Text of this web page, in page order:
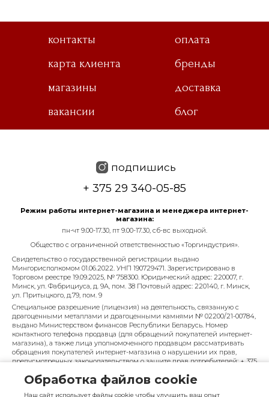
контакты
оплата
карта клиента
бренды
магазины
доставка
вакансии
блог
подпишись
+ 375 29 340-05-85
Режим работы интернет-магазина и менеджера интернет-
магазина:
пн-чт 9.00-17.30, пт 9.00-17.30, сб-вс выходной.
Общество с ограниченной ответственностью «Торгиндустрия».
Свидетельство о государственной регистрации выдано
Мингорисполкомом 01.06.2022. УНП 190729471. Зарегистрировано в
Торговом реестре 19.09.2025, № 758300. Юридический адрес: 220007, г.
Минск, ул. Фабрициуса, д. 9А, пом. 38 Почтовый адрес: 220140, г. Минск,
ул. Притыцкого, д.79, пом. 9
Специальное разрешение (лицензия) на деятельность, связанную с
драгоценными металлами и драгоценными камнями № 02200/21-00784,
выдано Министерством финансов Республики Беларусь. Номер
контактного телефона продавца (для обращений покупателей интернет-
магазина), а также лица уполномоченного продавцом рассматривать
обращения покупателей интернет-магазина о нарушении их прав,
предусмотренных законодательством о защите прав потребителей: + 375
управления по работе с обращениями граждан и юридических лиц
Минского городского исполнительного комитета, администрация
Обработка файлов cookie
Наш сайт использует файлы cookie чтобы улучшить ваш опыт